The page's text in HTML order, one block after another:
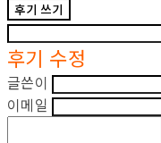
후기 쓰기
후기 수정
글쓴이
이메일